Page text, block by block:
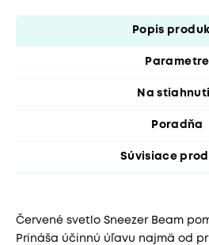
Popis
Parametre
Na
Poradňa
Súvisiace
Červené svetlo Sneezer Beam
Prináša účinnú úľavu najmä od